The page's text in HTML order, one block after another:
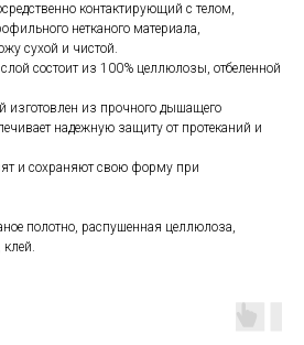
контактирующий с телом,
нетканого материала,
сухой и чистой.
состоит из 100% целлюлозы, отбеленной
из прочного дышащего
надежную защиту от протеканий и
и сохраняют свою форму при
полотно, распушенная целлюлоза,
клей.